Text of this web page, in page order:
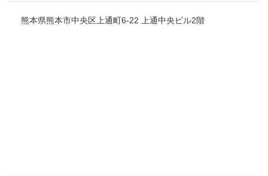
熊本県熊本市中央区上通町6-22 上通中央ビル2階